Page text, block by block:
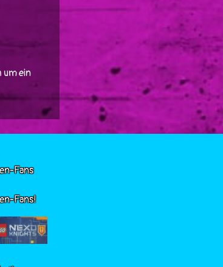
um ein
Fans
Fans!